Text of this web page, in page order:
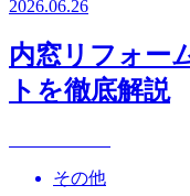
2026.06.26
内窓リフォー
トを徹底解説
その他